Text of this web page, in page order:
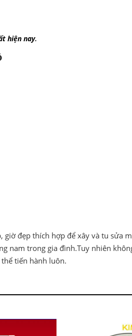
hiện nay.
giờ đẹp thích hợp để xây và tu sửa
nam trong gia đình.Tuy nhiên
tiến hành luôn.